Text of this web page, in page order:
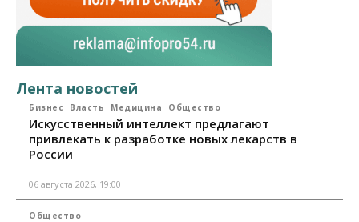
Лента новостей
Бизнес Власть Медицина Общество
Искусственный интеллект предлагают
привлекать к разработке новых лекарств в
России
06 августа 2026, 19:00
Общество